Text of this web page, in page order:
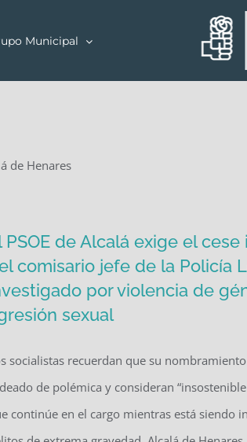
Municipal
de Henares
PSOE de Alcalá exige el
comisario jefe de la Policía
por violencia de
sexual
socialistas recuerdan que su
de polémica y consideran
continúe en el cargo mientras está siendo